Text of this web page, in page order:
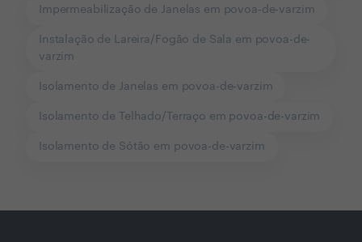
Impermeabilização de Janelas em povoa-de-varzim
Instalação de Lareira/Fogão de Sala em povoa-de-
varzim
Isolamento de Janelas em povoa-de-varzim
Isolamento de Telhado/Terraço em povoa-de-varzim
Isolamento de Sótão em povoa-de-varzim